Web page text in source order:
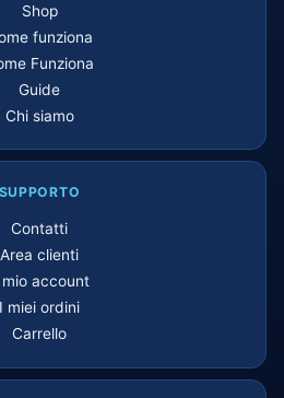
Shop
funziona
Funziona
Guide
Chi siamo
SUPPORTO
Contatti
Area clienti
mio account
I miei ordini
Carrello